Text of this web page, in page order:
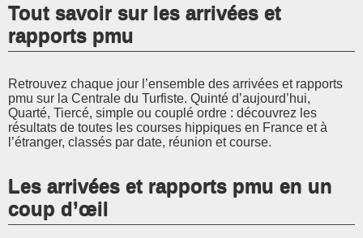
Tout savoir sur les arrivées et
rapports pmu
Retrouvez chaque jour l’ensemble des arrivées et rapports
pmu sur la Centrale du Turfiste. Quinté d’aujourd’hui,
Quarté, Tiercé, simple ou couplé ordre : découvrez les
résultats de toutes les courses hippiques en France et à
l’étranger, classés par date, réunion et course.
Les arrivées et rapports pmu en un
coup d’œil